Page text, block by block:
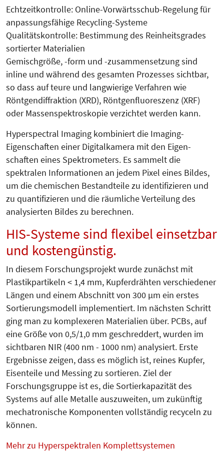
Echtzeitkontrolle: Online-Vorwärts­schub-Regelung für
anpassungsfähige Recyc­ling-Systeme
Qualitätskontrolle: Bestimmung des Rein­heitsgrades
sortierter Materialien
Ge­mischgröße, -form und -zusam­mensetzung sind
inline und während des gesamten Prozesses sichtbar,
so dass auf teure und langwierige Verfahren wie
Röntgendiffraktion (XRD), Röntgenfluoreszenz (XRF)
oder Mas­senspektroskopie verzichtet werden kann.
Hyperspectral Imaging kombiniert die Imaging-
Eigenschaften einer Di­gital­ka­­­mera mit den Eigen­
schaften eines Spek­trometers. Es sammelt die
spektralen Informationen an jedem Pixel eines Bildes,
um die chemischen Bestandteile zu identifizieren und
zu quantifizieren und die räumliche Vertei­lung des
analysierten Bildes zu berechnen.
HIS-Systeme sind flexibel einsetzbar
und kostengünstig.
In diesem Forschungsprojekt wurde zunächst mit
Plastikpartikeln < 1,4 mm, Kupferdrähten verschiedener
Längen und einem Abschnitt von 300 µm ein erstes
Sortierungsmodell implementiert. Im nächsten Schritt
ging man zu komplexeren Materialien über. PCBs, auf
eine Größe von 0,5/1,0 mm geschreddert, wurden im
sichtbaren NIR (400 nm - 1000 nm) analysiert. Erste
Ergebnisse zeigen, dass es möglich ist, reines Kup­fer,
Eisenteile und Messing zu sortieren. Ziel der
Forschungsgruppe ist es, die Sortierkapazität des
Systems auf alle Metalle auszuweiten, um zukünftig
mechatronische Komponenten vollständig recyceln zu
können.
Mehr zu Hyperspektralen Komplettsystemen